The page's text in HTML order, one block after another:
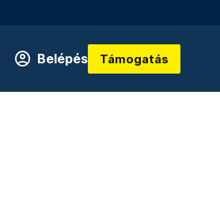
Belépés Támogatás